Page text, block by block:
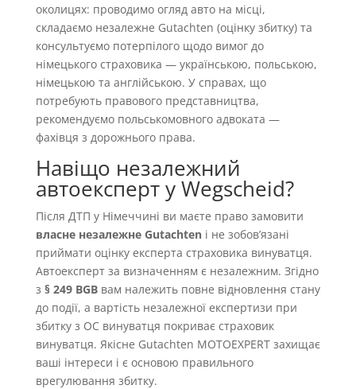
околицях: проводимо огляд авто на місці,
складаємо незалежне Gutachten (оцінку збитку) та
консультуємо потерпілого щодо вимог до
німецького страховика — українською, польською,
німецькою та англійською. У справах, що
потребують правового представництва,
рекомендуємо польськомовного адвоката —
фахівця з дорожнього права.
Навіщо незалежний
автоексперт у Wegscheid?
Після ДТП у Німеччині ви маєте право замовити
власне незалежне Gutachtenі не зобовʼязані
приймати оцінку експерта страховика винуватця.
Автоексперт за визначенням є незалежним. Згідно
з § 249 BGBвам належить повне відновлення стану
до події, а вартість незалежної експертизи при
збитку з OC винуватця покриває страховик
винуватця. Якісне Gutachten MOTOEXPERT захищає
ваші інтереси і є основою правильного
врегулювання збитку.